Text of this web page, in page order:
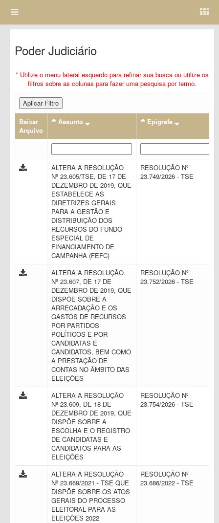
Poder Judiciário
* Utilize o menu lateral esquerdo para refinar sua busca ou utilize os
filtros sobre as colunas para fazer uma pesquisa por termo.
Aplicar Filtro
Baixar
Arquivo
Assunto Epigrafe
ALTERA A RESOLUÇÃO
Nº 23.605/TSE, DE 17 DE
DEZEMBRO DE 2019, QUE
ESTABELECE AS
DIRETRIZES GERAIS
PARA A GESTÃO E
DISTRIBUIÇÃO DOS
RECURSOS DO FUNDO
ESPECIAL DE
FINANCIAMENTO DE
CAMPANHA (FEFC)
RESOLUÇÃO Nº
23.749/2026 - TSE
ALTERA A RESOLUÇÃO
Nº 23.607, DE 17 DE
DEZEMBRO DE 2019, QUE
DISPÕE SOBRE A
ARRECADAÇÃO E OS
GASTOS DE RECURSOS
POR PARTIDOS
POLÍTICOS E POR
CANDIDATAS E
CANDIDATOS, BEM COMO
A PRESTAÇÃO DE
CONTAS NO ÂMBITO DAS
ELEIÇÕES
RESOLUÇÃO Nº
23.752/2026 - TSE
ALTERA A RESOLUÇÃO
Nº 23.609, DE 18 DE
DEZEMBRO DE 2019, QUE
DISPÕE SOBRE A
ESCOLHA E O REGISTRO
DE CANDIDATAS E
CANDIDATOS PARA AS
ELEIÇÕES
RESOLUÇÃO Nº
23.754/2026 - TSE
ALTERA A RESOLUÇÃO
Nº 23.669/2021 - TSE QUE
DISPÕE SOBRE OS ATOS
GERAIS DO PROCESSO
ELEITORAL PARA AS
ELEIÇÕES 2022
RESOLUÇÃO Nº
23.686/2022 - TSE